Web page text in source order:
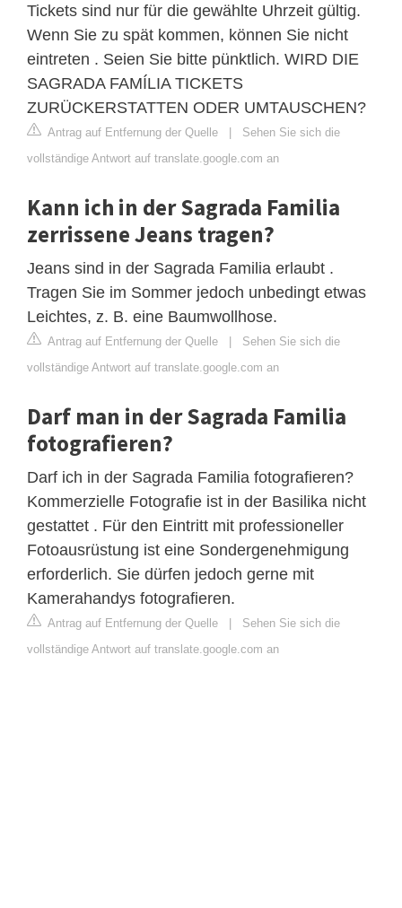
Tickets sind nur für die gewählte Uhrzeit gültig.
Wenn Sie zu spät kommen, können Sie nicht
eintreten . Seien Sie bitte pünktlich. WIRD DIE
SAGRADA FAMÍLIA TICKETS
ZURÜCKERSTATTEN ODER UMTAUSCHEN?
Antrag auf Entfernung der Quelle | Sehen Sie sich die
vollständige Antwort auf translate.google.com an
Kann ich in der Sagrada Familia
zerrissene Jeans tragen?
Jeans sind in der Sagrada Familia erlaubt .
Tragen Sie im Sommer jedoch unbedingt etwas
Leichtes, z. B. eine Baumwollhose.
Antrag auf Entfernung der Quelle | Sehen Sie sich die
vollständige Antwort auf translate.google.com an
Darf man in der Sagrada Familia
fotografieren?
Darf ich in der Sagrada Familia fotografieren?
Kommerzielle Fotografie ist in der Basilika nicht
gestattet . Für den Eintritt mit professioneller
Fotoausrüstung ist eine Sondergenehmigung
erforderlich. Sie dürfen jedoch gerne mit
Kamerahandys fotografieren.
Antrag auf Entfernung der Quelle | Sehen Sie sich die
vollständige Antwort auf translate.google.com an